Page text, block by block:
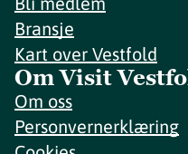
Bransje
Kart over Vestfold
Om Visit
Om oss
Personvernerklæring